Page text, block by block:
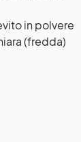
in polvere
(fredda)